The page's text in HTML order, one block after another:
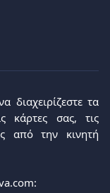
διαχειρίζεστε τα
κάρτες σας, τις
από την κινητή